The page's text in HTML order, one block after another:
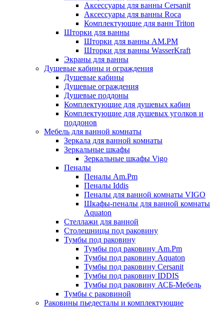
Аксессуары для ванны Cersanit
Аксессуары для ванны Roca
Комплектующие для ванн Triton
Шторки для ванны
Шторки для ванны AM.PM
Шторки для ванны WasserKraft
Экраны для ванны
Душевые кабины и ограждения
Душевые кабины
Душевые ограждения
Душевые поддоны
Комплектующие для душевых кабин
Комплектующие для душевых уголков и
поддонов
Мебель для ванной комнаты
Зеркала для ванной комнаты
Зеркальные шкафы
Зеркальные шкафы Vigo
Пеналы
Пеналы Am.Pm
Пеналы Iddis
Пеналы для ванной комнаты VIGO
Шкафы-пеналы для ванной комнаты
Aquaton
Стеллажи для ванной
Столешницы под раковину
Тумбы под раковину
Тумбы под раковину Am.Pm
Тумбы под раковину Aquaton
Тумбы под раковину Cersanit
Тумбы под раковину IDDIS
Тумбы под раковину АСБ-Мебель
Тумбы с раковиной
Раковины пьедесталы и комплектующие